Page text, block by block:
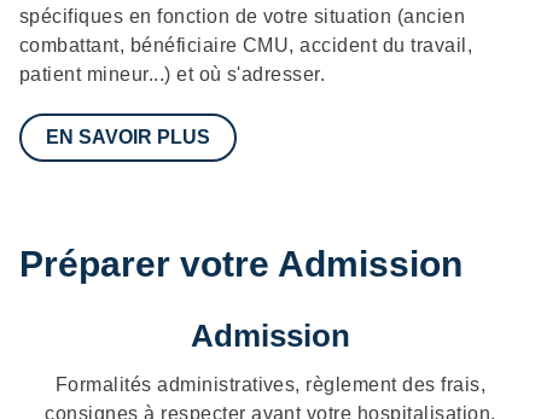
spécifiques en fonction de votre situation (ancien
combattant, bénéficiaire CMU, accident du travail,
patient mineur...) et où s'adresser.
EN SAVOIR PLUS
Préparer votre Admission
Admission
Formalités administratives, règlement des frais,
consignes à respecter avant votre hospitalisation,